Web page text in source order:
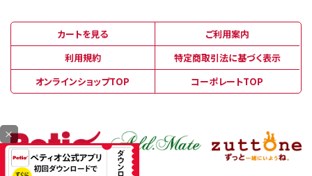
カートを見る
ご利用案内
利用規約
特定商取引法に基づく表示
オンラインショップTOP
コーポレートTOP
×